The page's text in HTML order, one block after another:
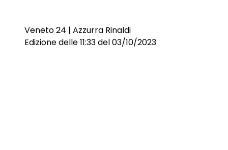
Veneto 24 | Azzurra Rinaldi
Edizione delle 11:33 del 03/10/2023